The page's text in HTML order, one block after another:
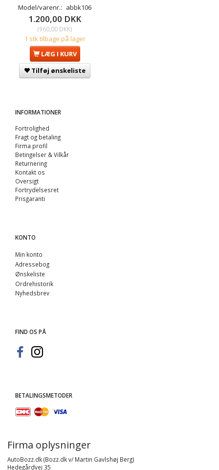
Model/varenr.: abbk106
1.200,00 DKK
(960,00 DKK)
1 stk tilbage på lager
LÆG I KURV
Tilføj ønskeliste
INFORMATIONER
Fortrolighed
Fragt og betaling
Firma profil
Betingelser & Vilkår
Returnering
Kontakt os
Oversigt
Fortrydelsesret
Prisgaranti
KONTO
Min konto
Adressebog
Ønskeliste
Ordrehistorik
Nyhedsbrev
FIND OS PÅ
BETALINGSMETODER
Firma oplysninger
AutoBozz.dk (Bozz.dk v/ Martin Gavlshøj Berg)
Hedegårdvej 35